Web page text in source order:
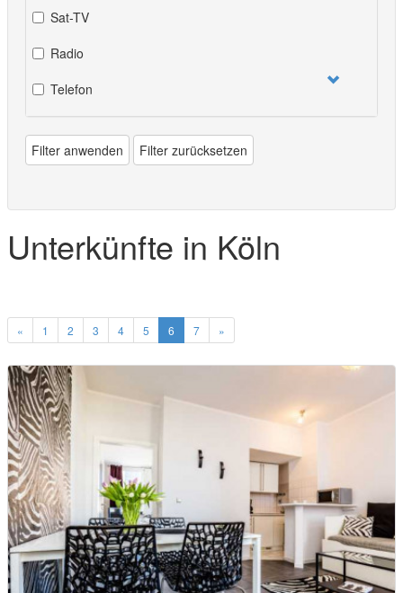
Sat-TV
Radio
Telefon
Filter anwenden Filter zurücksetzen
Unterkünfte in Köln
« 1 2 3 4 5 6 7 »